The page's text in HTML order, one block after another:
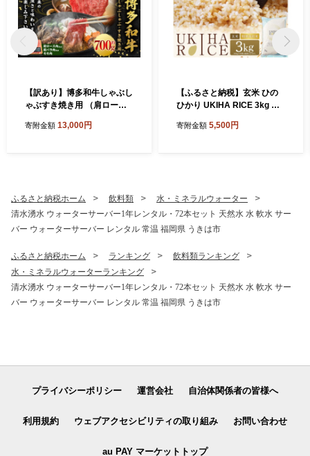
【訳あり】博多和牛しゃぶし
ゃぶすき焼き用 （肩ロース
g 肉 牛肉 牛 和牛 国産牛 しゃ
寄附金額 13,000円
【ふるさと納税】玄米 ひの
ひかり UKIHA RICE 3kg 特
産 米 こめ ご飯 コメ ごはん
寄附金額 5,500円
ふるさと納税ホーム 飲料類
水・ミネラルウォーター
清水湧水 ウォーターサーバー1年レンタル・72本セット 天然水 水 軟水 サー
バー ウォーターサーバー レンタル 常温 福岡県 うきは市
ふるさと納税ホーム ランキング
飲料類ランキング
水・ミネラルウォーターランキング
清水湧水 ウォーターサーバー1年レンタル・72本セット 天然水 水 軟水 サー
バー ウォーターサーバー レンタル 常温 福岡県 うきは市
プライバシーポリシー 運営会社 自治体関係者の皆様へ
利用規約 ウェブアクセシビリティの取り組み お問い合わせ
au PAY マーケットトップ